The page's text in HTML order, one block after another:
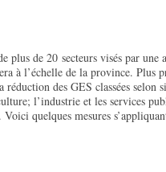
plus de 20 secteurs visés par une
à l’échelle de la province. Plus
des GES classées selon
l’industrie et les services
quelques mesures